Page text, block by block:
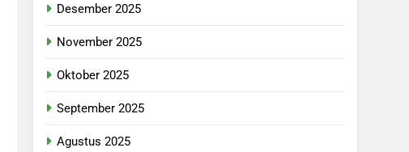
Desember 2025
November 2025
Oktober 2025
September 2025
Agustus 2025